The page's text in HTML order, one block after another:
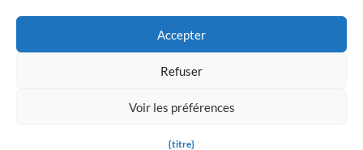
Accepter
Refuser
Voir les préférences
{titre}
© 1998 - 2026 MegaGames.com All rights reserved
Settings